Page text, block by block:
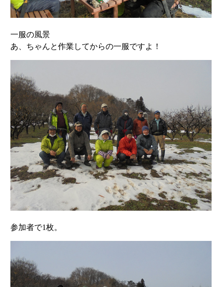
一服の風景
あ、ちゃんと作業してからの一服ですよ！
参加者で1枚。